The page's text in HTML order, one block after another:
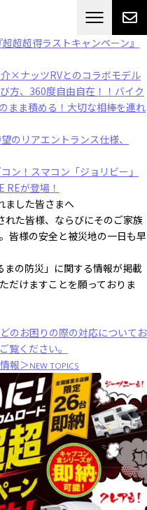
ました皆さまへ
れた皆様、ならびにそのご家族
皆様の安全と被災地の一日も早
まの防災」に関する情報が掲載
だけますことを願っておりま
のお困りの際の対応についてお
覧ください。
報＞NEW TOPICS